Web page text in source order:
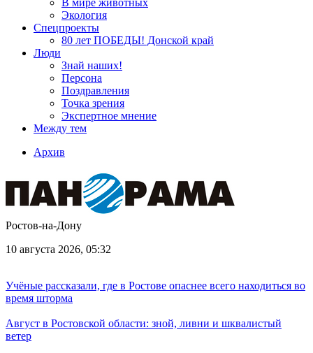
В мире животных
Экология
Спецпроекты
80 лет ПОБЕДЫ! Донской край
Люди
Знай наших!
Персона
Поздравления
Точка зрения
Экспертное мнение
Между тем
Архив
Ростов-на-Дону
10 августа 2026, 05:32
Учёные рассказали, где в Ростове опаснее всего находиться во
время шторма
Август в Ростовской области: зной, ливни и шквалистый
ветер